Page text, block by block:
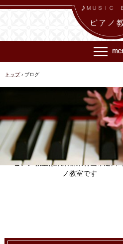
【東村山 ピアノ教室】ＭＵＳＩ
ピアノ教室は東京都東村山市廻田
ノ教室です
トップ › ブログ